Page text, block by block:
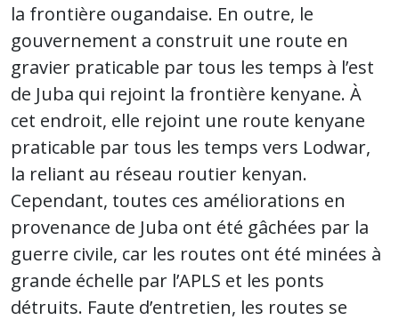
la frontière ougandaise. En outre, le
gouvernement a construit une route en
gravier praticable par tous les temps à l’est
de Juba qui rejoint la frontière kenyane. À
cet endroit, elle rejoint une route kenyane
praticable par tous les temps vers Lodwar,
la reliant au réseau routier kenyan.
Cependant, toutes ces améliorations en
provenance de Juba ont été gâchées par la
guerre civile, car les routes ont été minées à
grande échelle par l’APLS et les ponts
détruits. Faute d’entretien, les routes se